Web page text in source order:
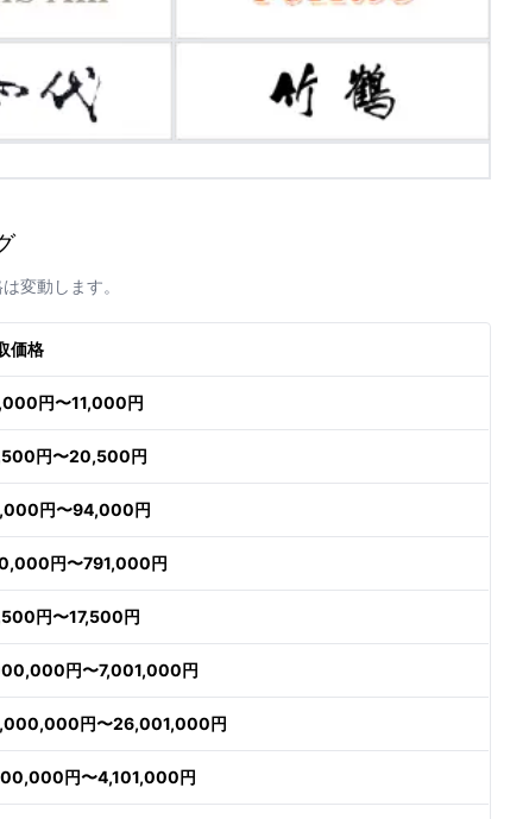
変動します。
価格
円〜11,000円
円〜20,500円
円〜94,000円
円〜791,000円
円〜17,500円
円〜7,001,000円
円〜26,001,000円
円〜4,101,000円